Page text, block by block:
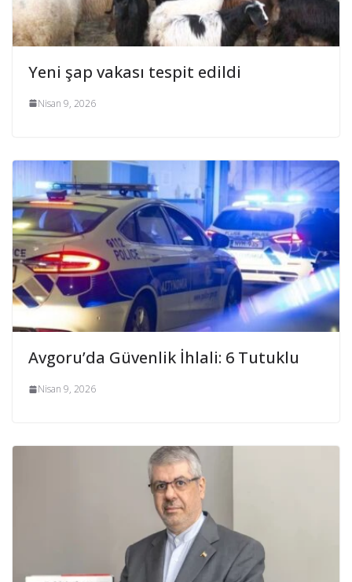
Yeni şap vakası tespit edildi
Nisan 9, 2026
Avgoru’da Güvenlik İhlali: 6 Tutuklu
Nisan 9, 2026